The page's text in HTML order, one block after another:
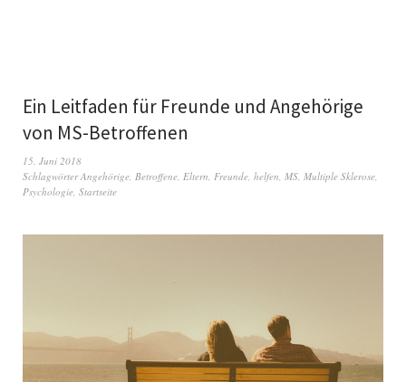
Ein Leitfaden für Freunde und Angehörige
von MS-Betroffenen
15. Juni 2018
SchlagwörterAngehörige Betroffene Eltern Freunde helfen MS Multiple Sklerose
Psychologie Startseite